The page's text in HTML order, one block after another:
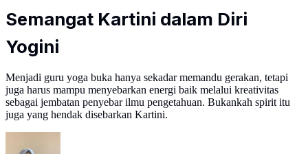
Semangat Kartini dalam Diri
Yogini
Menjadi guru yoga buka hanya sekadar memandu gerakan, tetapi
juga harus mampu menyebarkan energi baik melalui kreativitas
sebagai jembatan penyebar ilmu pengetahuan. Bukankah spirit itu
juga yang hendak disebarkan Kartini.